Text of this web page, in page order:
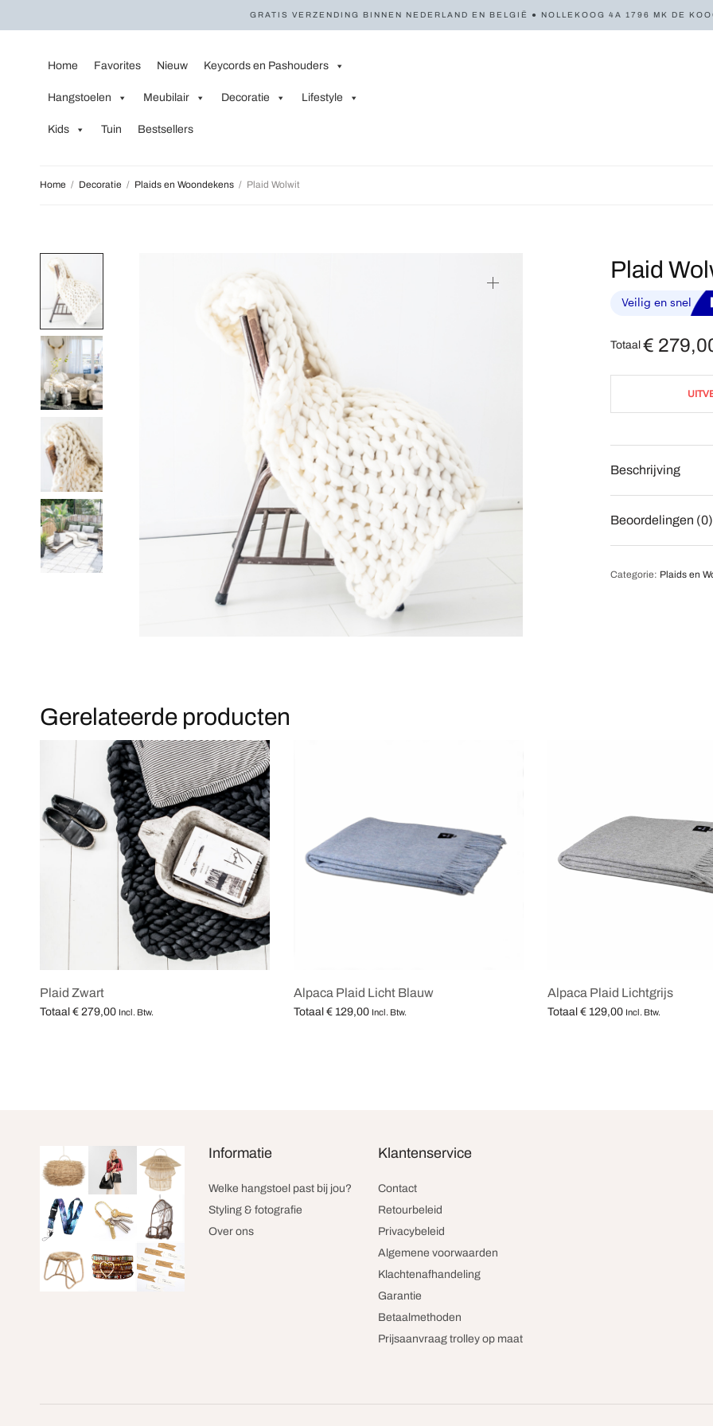
GRATIS VERZENDING BINNEN NEDERLAND EN BELGIË ● NOLLEKOOG 4A 1796 MK DE
Home Favorites Nieuw Keycords en Pashouders
Hangstoelen Meubilair Decoratie Lifestyle
Kids Tuin Bestsellers
Home / Decoratie / Plaids en Woondekens / Plaid Wolwit
Plaid
Totaal €
Beschrijving
Beoordelingen (0)
Categorie: Plaids en
Gerelateerde producten
Plaid Zwart
Totaal € 279,00 Incl. Btw.
Alpaca Plaid Licht Blauw
Totaal € 129,00 Incl. Btw.
Alpaca Plaid Lichtgrijs
Totaal € 129,00 Incl. Btw.
Informatie
Welke hangstoel past bij jou?
Styling & fotografie
Over ons
Klantenservice
Contact
Retourbeleid
Privacybeleid
Algemene voorwaarden
Klachtenafhandeling
Garantie
Betaalmethoden
Prijsaanvraag trolley op maat